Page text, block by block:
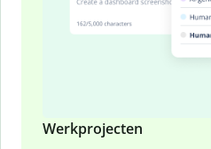
Werkprojecten